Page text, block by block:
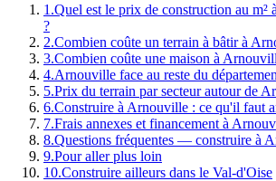
1 .Quel est le prix de construction au m²
?
2.Combien coûte un terrain à bâtir à
3.Combien coûte une maison à
4.Arnouville face au reste du
5.Prix du terrain par secteur autour de
6.Construire à Arnouville : ce qu'il faut
7.Frais annexes et financement à
8.Questions fréquentes — construire à
9.Pour aller plus loin
10.Construire ailleurs dans le Val-d'Oise